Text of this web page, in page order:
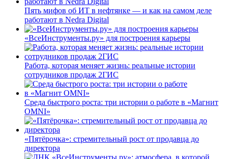
Пять мифов об ИТ в нефтянке — и как на самом деле
работают в Nedra Digital
«ВсеИнструменты.ру» для построения карьеры
Работа, которая меняет жизнь: реальные истории
сотрудников продаж 2ГИС
Среда быстрого роста: три истории о работе в «Магнит
OMNI»
«Пятёрочка»: стремительный рост от продавца до
директора